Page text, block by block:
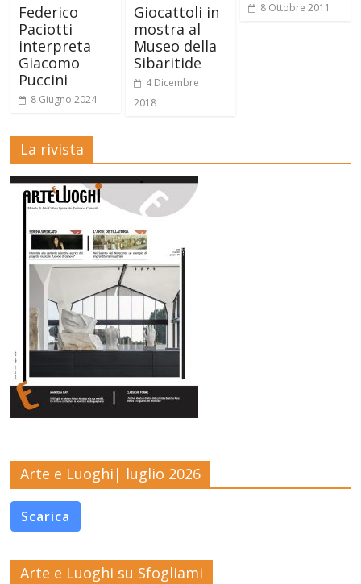
Federico
Paciotti
interpreta
Giacomo
Puccini
8 Giugno 2024
Giocattoli in
mostra al
Museo della
Sibaritide
4 Dicembre
2018
8 Ottobre 2011
La rivista
Arte e Luoghi| luglio 2026
Scarica
Arte e Luoghi su Sfogliami